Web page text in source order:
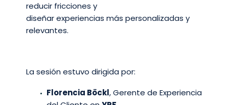
reducir fricciones y
diseñar experiencias más personalizadas y
relevantes.
La sesión estuvo dirigida por:
Florencia Böckl, Gerente de Experiencia